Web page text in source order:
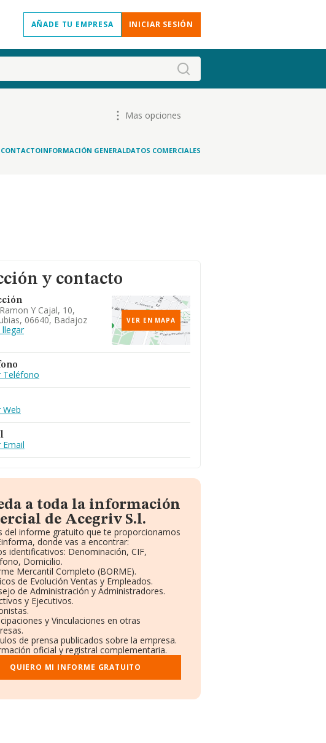
AÑADE TU EMPRESA INICIAR SESIÓN
Mas opciones
INFORMACIÓN GENERALDATOS COMERCIALES
y contacto
Y Cajal, 10,
06640, Badajoz
VER EN MAPA
Teléfono
Web
Email
a toda la información
de Acegriv S.l.
del informe gratuito que te proporcionamos
donde vas a encontrar:
identificativos: Denominación, CIF,
Domicilio.
Mercantil Completo (BORME).
de Evolución Ventas y Empleados.
de Administración y Administradores.
y Ejecutivos.
y Vinculaciones en otras
de prensa publicados sobre la empresa.
oficial y registral complementaria.
QUIERO MI INFORME GRATUITO